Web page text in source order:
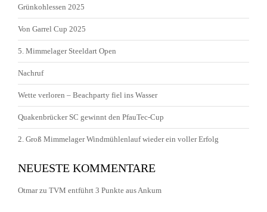
Grünkohlessen 2025
Von Garrel Cup 2025
5. Mimmelager Steeldart Open
Nachruf
Wette verloren – Beachparty fiel ins Wasser
Quakenbrücker SC gewinnt den PfauTec-Cup
2. Groß Mimmelager Windmühlenlauf wieder ein voller Erfolg
NEUESTE KOMMENTARE
Otmarzu TVM entführt 3 Punkte aus Ankum